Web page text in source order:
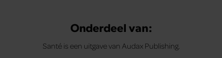
Onderdeel van:
Santé is een uitgave van Audax Publishing.